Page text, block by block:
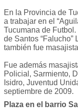
En la Provincia de
a trabajar en el
Tucumana de
de Santos “Falucho”
también fue
Fue además
Policial, Sarmiento,
Isidro, Juventud
septiembre de 2009.
Plaza en el barrio